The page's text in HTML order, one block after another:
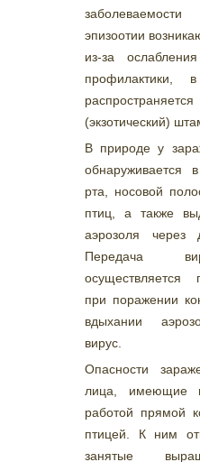
эпизоотии
из-за
профилактики,
(экзотический)
В природе у
обнаруживается
рта, носовой
птиц, а также
аэрозоля через
Передача
осуществляется
при поражении
вдыхании
вирус.
Опасности
лица, имеющие
работой прямой
птицей. К ним
занятые